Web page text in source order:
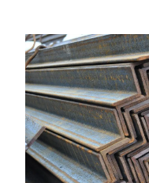
КАК МЫ РАБОТАЕМ
ДОСТАВКА И ОПЛАТА
НАШИ ОБЪЕКТЫ
ОТЗЫВЫ
О НАС